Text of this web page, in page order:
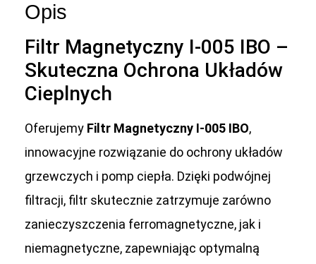
Opis
Filtr Magnetyczny I-005 IBO –
Skuteczna Ochrona Układów
Cieplnych
Oferujemy Filtr Magnetyczny I-005 IBO,
innowacyjne rozwiązanie do ochrony układów
grzewczych i pomp ciepła. Dzięki podwójnej
filtracji, filtr skutecznie zatrzymuje zarówno
zanieczyszczenia ferromagnetyczne, jak i
niemagnetyczne, zapewniając optymalną